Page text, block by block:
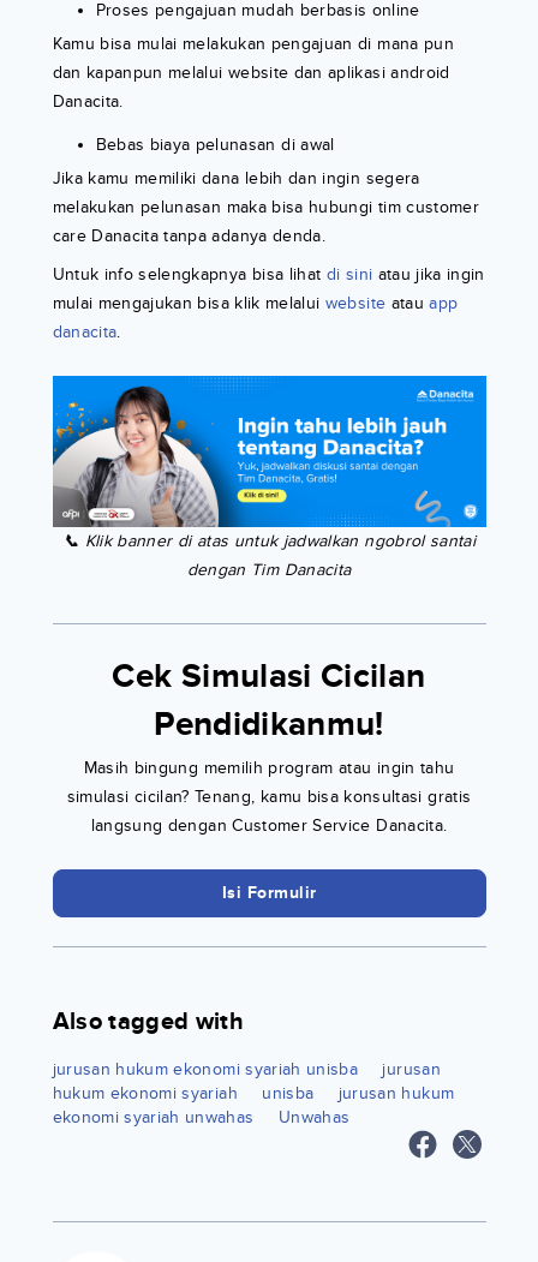
Proses pengajuan mudah berbasis online
Kamu bisa mulai melakukan pengajuan di mana pun
dan kapanpun melalui website dan aplikasi android
Danacita.
Bebas biaya pelunasan di awal
Jika kamu memiliki dana lebih dan ingin segera
melakukan pelunasan maka bisa hubungi tim customer
care Danacita tanpa adanya denda.
Untuk info selengkapnya bisa lihat di sini atau jika ingin
mulai mengajukan bisa klik melalui website atauapp
danacita.
📞 Klik banner di atas untuk jadwalkan ngobrol santai
dengan Tim Danacita
Cek Simulasi Cicilan
Pendidikanmu!
Masih bingung memilih program atau ingin tahu
simulasi cicilan? Tenang, kamu bisa konsultasi gratis
langsung dengan Customer Service Danacita.
Isi Formulir
Also tagged with
jurusan hukum ekonomi syariah unisba
jurusan
hukum ekonomi syariah
unisba
jurusan hukum
ekonomi syariah unwahas
Unwahas